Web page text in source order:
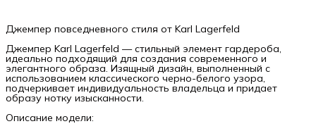
Джемпер повседневного стиля от Karl Lagerfeld
Джемпер Karl Lagerfeld — стильный элемент гардероба,
идеально подходящий для создания современного и
элегантного образа. Изящный дизайн, выполненный с
использованием классического черно-белого узора,
подчеркивает индивидуальность владельца и придает
образу нотку изысканности.
Описание модели: